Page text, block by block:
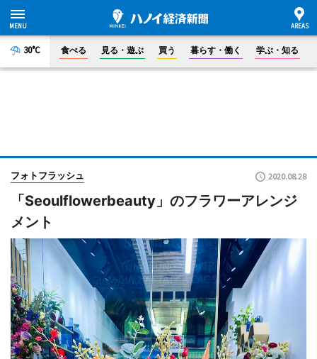
30°C 食べる 見る・遊ぶ 買う 暮らす・働く 学ぶ・知る
フォトフラッシュ 2020.08.28
「Seoulflowerbeauty」のフラワーアレンジ
メント